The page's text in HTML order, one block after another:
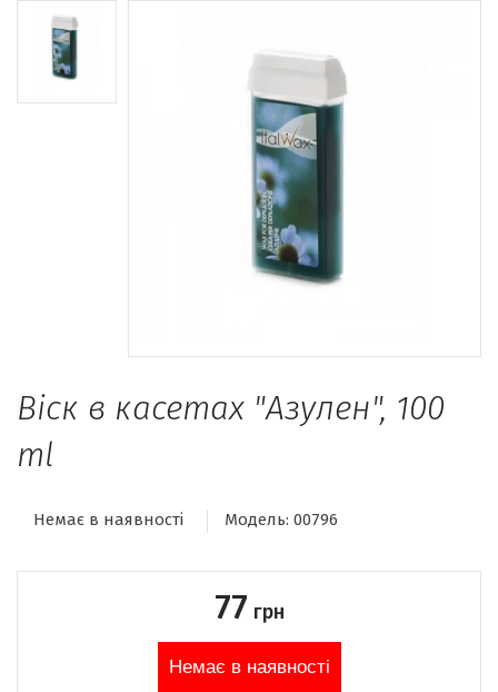
Віск в касетах "Азулен", 100
ml
Немає в наявності Модель: 00796
77 грн
Немає в наявності